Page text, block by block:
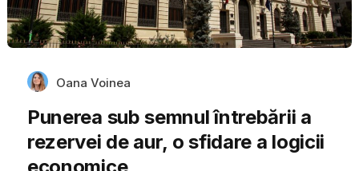
Oana Voinea
Punerea sub semnul întrebării a
rezervei de aur, o sfidare a logicii